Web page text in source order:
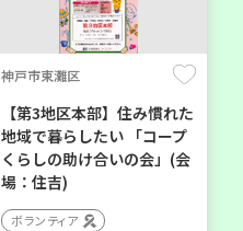
神戸市東灘区
【第3地区本部】住み慣れた
地域で暮らしたい 「コープ
くらしの助け合いの会」(会
場：住吉)
ボランティア